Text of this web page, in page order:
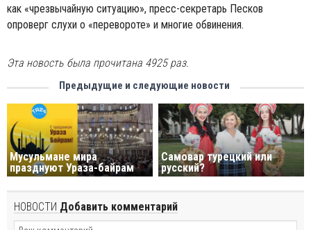
как «чрезвычайную ситуацию», пресс-секретарь Песков
опроверг слухи о «перевороте» и многие обвинения.
Эта новость была прочитана 4925 раз.
Предыдущие и следующие новости
Мусульмане мира
празднуют Ураза-байрам
Самовар турецкий или
русский?
НОВОСТИ Добавить комментарий